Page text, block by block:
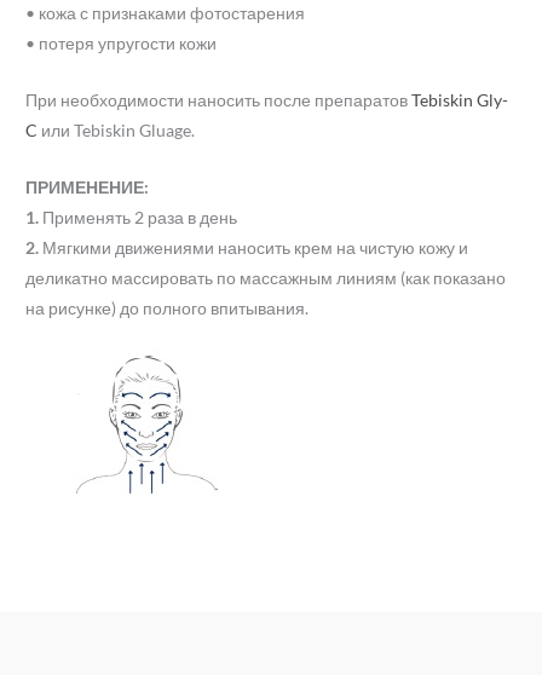
• кожа с признаками фотостарения
• потеря упругости кожи
При необходимости наносить после препаратовTebiskin Gly-
C или Tebiskin Gluage.
ПРИМЕНЕНИЕ:
1. Применять 2 раза в день
2. Мягкими движениями наносить крем на чистую кожу и
деликатно массировать по массажным линиям (как показано
на рисунке) до полного впитывания.